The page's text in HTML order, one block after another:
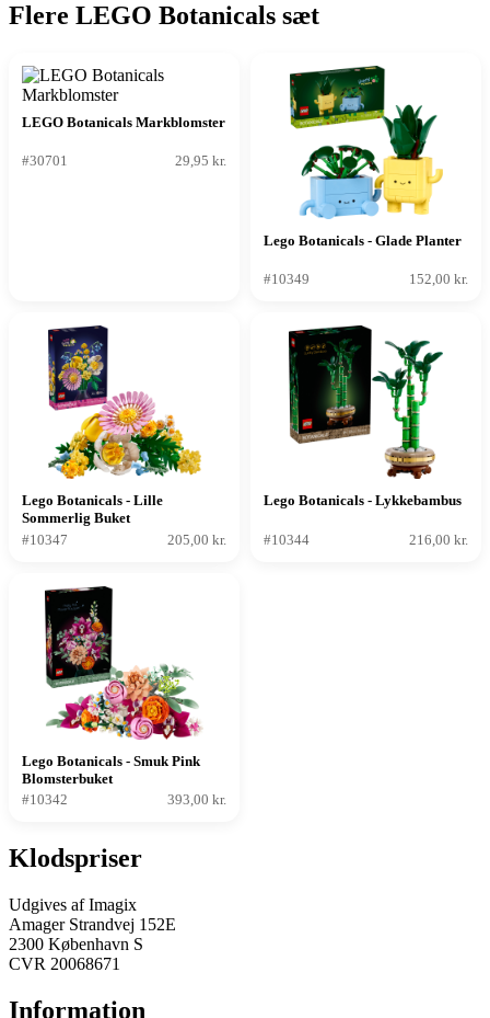
Flere LEGO Botanicals sæt
LEGO Botanicals Markblomster
#30701 29,95 kr.
Lego Botanicals - Glade Planter
#10349 152,00 kr.
Lego Botanicals - Lille
Sommerlig Buket
#10347
205,00 kr.
Lego Botanicals - Lykkebambus
#10344 216,00 kr.
Lego Botanicals - Smuk Pink
Blomsterbuket
#10342
393,00 kr.
Klodspriser
Udgives af Imagix
Amager Strandvej 152E
2300 København S
CVR 20068671
Information